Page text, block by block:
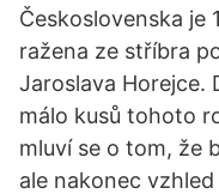
Československa je
ražena ze stříbra
Jaroslava Horejce.
málo kusů tohoto
mluví se o tom, že
ale nakonec